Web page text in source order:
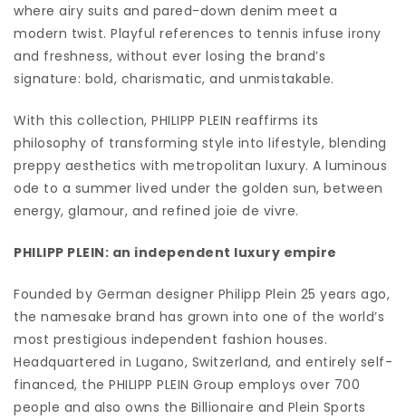
where airy suits and pared-down denim meet a
modern twist. Playful references to tennis infuse irony
and freshness, without ever losing the brand’s
signature: bold, charismatic, and unmistakable.
With this collection, PHILIPP PLEIN reaffirms its
philosophy of transforming style into lifestyle, blending
preppy aesthetics with metropolitan luxury. A luminous
ode to a summer lived under the golden sun, between
energy, glamour, and refined joie de vivre.
PHILIPP PLEIN: an independent luxury empire
Founded by German designer Philipp Plein 25 years ago,
the namesake brand has grown into one of the world’s
most prestigious independent fashion houses.
Headquartered in Lugano, Switzerland, and entirely self-
financed, the PHILIPP PLEIN Group employs over 700
people and also owns the Billionaire and Plein Sports